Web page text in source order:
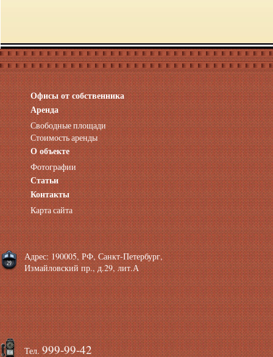
Офисы от собственника
Аренда нежилых помещений
Аренда помещений от собственника
Аренда конференц-зала СПб
Офисы у метро
Офисы в Адмиралтейском районе
Помещения с отдельным входом
Небольшие офисы
Аренда офиса около метро
Снять помещение у метро
Аренда помещений у метро
Аренда помещений район Адмиралтейский
Аренда офиса Технологический институт
Аренда помещений Фрунзенская
Аренда
Свободные площади
Стоимость аренды
О объекте
Фотографии
Статьи
Контакты
Карта сайта
Тел.999-99-42
Адрес: 190005, РФ, Санкт-Петербург,
Измайловский пр., д.29, лит.А